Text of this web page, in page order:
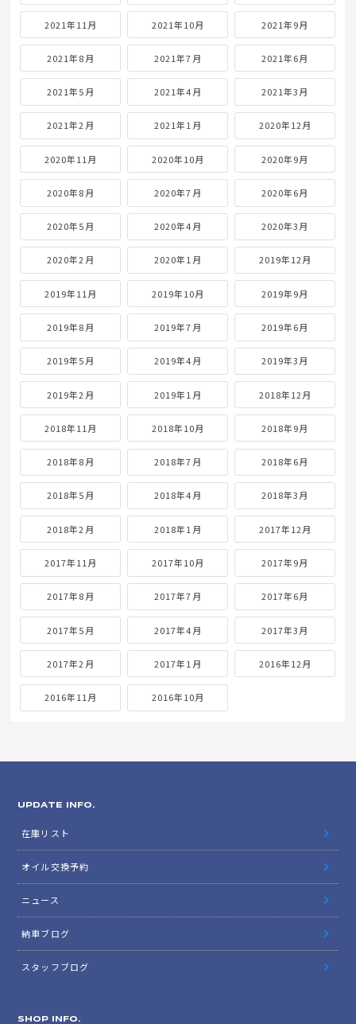
2021年11月 2021年10月 2021年9月
2021年8月 2021年7月 2021年6月
2021年5月 2021年4月 2021年3月
2021年2月 2021年1月 2020年12月
2020年11月 2020年10月 2020年9月
2020年8月 2020年7月 2020年6月
2020年5月 2020年4月 2020年3月
2020年2月 2020年1月 2019年12月
2019年11月 2019年10月 2019年9月
2019年8月 2019年7月 2019年6月
2019年5月 2019年4月 2019年3月
2019年2月 2019年1月 2018年12月
2018年11月 2018年10月 2018年9月
2018年8月 2018年7月 2018年6月
2018年5月 2018年4月 2018年3月
2018年2月 2018年1月 2017年12月
2017年11月 2017年10月 2017年9月
2017年8月 2017年7月 2017年6月
2017年5月 2017年4月 2017年3月
2017年2月 2017年1月 2016年12月
2016年11月 2016年10月
UPDATE INFO.
在庫リスト
オイル交換予約
ニュース
納車ブログ
スタッフブログ
SHOP INFO.